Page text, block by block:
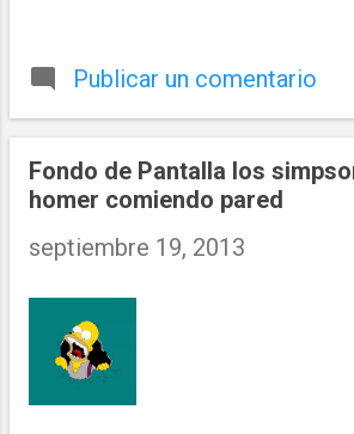
Publicar un comentario
Fondo de Pantalla los
homer comiendo pared
septiembre 19, 2013